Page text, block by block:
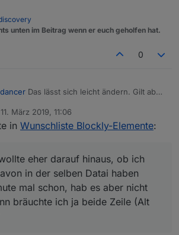
unten im Beitrag wenn er euch geholfen hat.
0
Das lässt sich leicht ändern. Gilt aber
erstellen und dann muss der Entwickler
Das habe ich verstanden. Ich wollte eher
hinaus, ob ich auch mehrere davon in der
(Alt und Neu) oder?
11. März 2019, 11:06
von
in Wunschliste Blockly-Elemente:
eher darauf hinaus, ob ich
in der selben Datai haben
mal schon, hab es aber nicht
bräuchte ich ja beide Zeile (Alt